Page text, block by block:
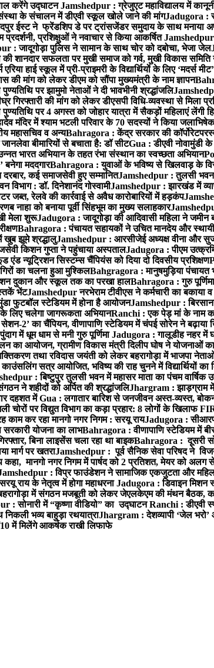
करेंगे उद्घाटनJamshedpur : ग्रेजुएट महाविद्यालय में
के संचालन में डीएवी स्कूल खोले जाने की मांगJadugora :
ईस्ट ने फ्रेंडशिप डे पर ट्रांसजेंडर समुदाय के साथ मनाया
प्रशिक्षुओं ने नवाचार से किया आकर्षितJamshedpur
: जादूगोड़ा पुलिस ने सामान के साथ चोर को दबोचा, भेजा जेल
शानदार सफलता पर मुखी समाज को गर्व, मुखी विकास समिति
हाई स्कूल में प्री-प्राइमरी के विद्यार्थियों के लिए ‘मदर्स
मांग को लेकर डीएम को सौंपा मुख्यमंत्री के नाम ज्ञापन
पर झामुमो नेताओं ने दी भावभीनी श्रद्धांजलि
की मांग को लेकर डीएसपी विधि-व्यवस्था से मिला
पर 4 अगस्त को जोहार यात्रा में सैकड़ों महिलाएं लेंगी
मंदिर में श्याम भटली परिवार के 70 सदस्यों ने किया जलाभिषेक
महासचिव व अन्यBahragora : केंद्र सरकार की
बीमारियों से बचाता है: डॉ सीटGua : डीएवी नोवामुंडी
भारत अभियान के तहत रंभा संस्थान का स्वच्छता अभियान
मददगारBahragora : युवाओं के भविष्य से खिलवाड़ के
दरबार, कई समाजसेवी हुए सम्मानितJamshedpur : तुलसी भवन
विभाग : डॉ. दिनेशानंद गोस्वामीJamshedpur : झारखंड में
जब्त, रेलवे की कार्रवाई से अवैध कारोबारियों में हड़कंप
नाहा को बनाया पूर्वी सिंहभूम का मुख्य सलाहकार
मेला शुरूJadugora : जादूगोड़ा की आदिवासी महिला ने जमीन
Bahragora : पंचायत सहायकों ने उचित मानदेय और
खुब झूमे श्रद्धालुJamshedpur : आरसीजेई अध्यक्ष वीना और
किशन गुप्ता ने पहुंचाया अस्पतालJadugora : पीएम
न्यूट्रिशन सिस्टम्स चैंपियंस को दिया दो दिवसीय प्रशिक्षण
का चलना हुआ मुश्किलBahgragora : मानुषमुड़िया
दुकान और स्कूल तक का परखा हालBahragora : गुरु पूर्णिमा
भेंटJamshedpur नरभेराम टीवीएस ने कर्मचारी का
फुटबॉल स्टेडियम में होना है आयोजनJamshedpur :
के लिए चलेगा जागरूकता अभियानRanchi : एक पेड़ मां के नाम
2’ का चैंपियन, वीणापाणि स्टेडियम में चंपई सोरेन ने बढ़ाया
में धूम धाम से मनी गुरु पूर्णिमाJadugora : गालूडीह नहर में
का आयोजन, ग्रामीण विकास मंत्री दिलीप घोष ने योजनाओं
तथा रविदास जयंती को लेकर बहरागोड़ा में भाजपा
सत्र आयोजित, भविष्य की राह चुनने में विद्यार्थियों का
: बिष्टुपुर तुलसी भवन में महासर माता का पंचम वार्षिक
ने शहीदों को अर्पित की श्रद्धांजलिJhargram : झाड़ग्राम
दहशत मेंGua : लगातार बारिश से जनजीवन अस्त-व्यस्त,
चोरों पर विद्युत विभाग का कड़ा प्रहार: 8 लोगों के खिलाफ
कर रहा मानगो नगर निगम : सरयू रायJadugora :
योजना का लाभBahragora : वीणापाणि स्टेडियम में
बिना लाइसेंस चला रहा था बाइकBahragora : दूसरी
मार्ग पर खतराJamshedpur : पूर्व सैनिक सेवा परिषद ने विजय
मानगो नगर निगम में पार्षद को 2 प्रतिशत, मेयर को अलग
: विप्र फाउंडेशन ने सामाजिक एकजुटता और महिला
राय के नेतृत्व में होगा महाधरनाJadugora : डिवाइन मिशन
में संगठन मजबूती को लेकर जेएलकेएम की मंथन बैठक,
: सोनारी में “कृष्णा वीडियो” का उद्घाटनRanchi : डीएवी
भव्य बाहुड़ा रथयात्राJhargram : देशव्यापी ‘जेल
में मिलेंगे आकर्षक राखी लिफाफे